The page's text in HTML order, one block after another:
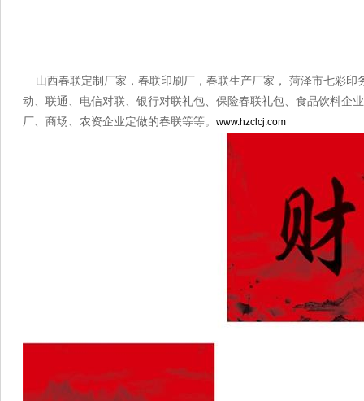
山西春联定制厂家，春联印刷厂，春联生产厂家， 菏泽市七彩印
动、联通、电信对联、银行对联礼包、保险春联礼包、食品饮料企
厂、商场、农资企业定做的春联等等。 www.hzclcj.com